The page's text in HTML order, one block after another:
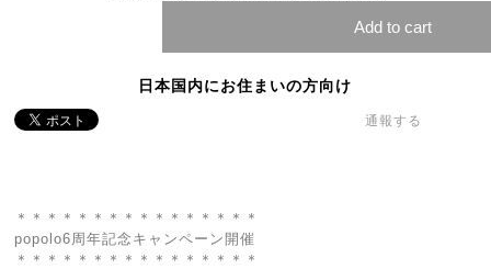
Add to cart
日本国内にお住まいの方向け
通報する
＊＊＊＊＊＊＊＊＊＊＊＊＊＊＊＊
popolo6周年記念キャンペーン開催
＊＊＊＊＊＊＊＊＊＊＊＊＊＊＊＊